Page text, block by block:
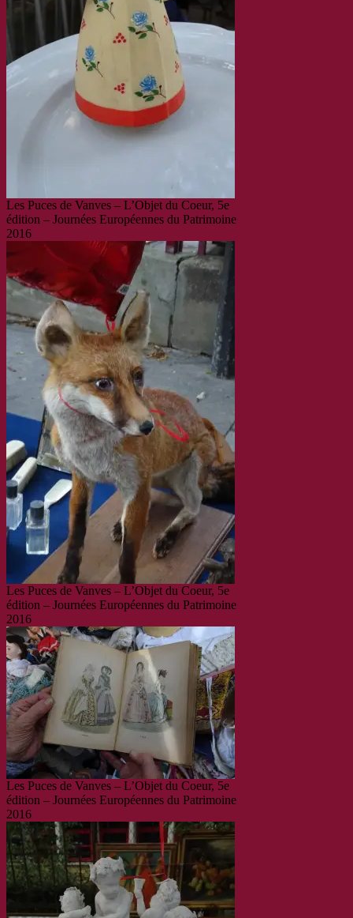
Les Puces de Vanves – L’Objet du Coeur, 5e
édition – Journées Européennes du Patrimoine
2016
Les Puces de Vanves – L’Objet du Coeur, 5e
édition – Journées Européennes du Patrimoine
2016
Les Puces de Vanves – L’Objet du Coeur, 5e
édition – Journées Européennes du Patrimoine
2016